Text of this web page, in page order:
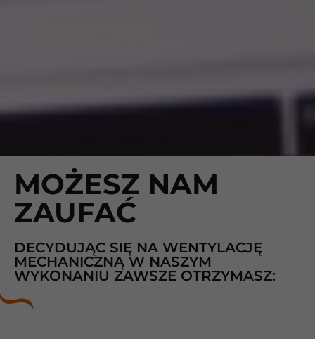
MOŻESZ NAM
ZAUFAĆ
DECYDUJĄC SIĘ NA WENTYLACJĘ
MECHANICZNĄ W NASZYM
WYKONANIU ZAWSZE OTRZYMASZ: